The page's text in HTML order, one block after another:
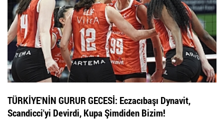
TÜRKİYE'NİN GURUR GECESİ: Eczacıbaşı Dynavit,
Scandicci'yi Devirdi, Kupa Şimdiden Bizim!